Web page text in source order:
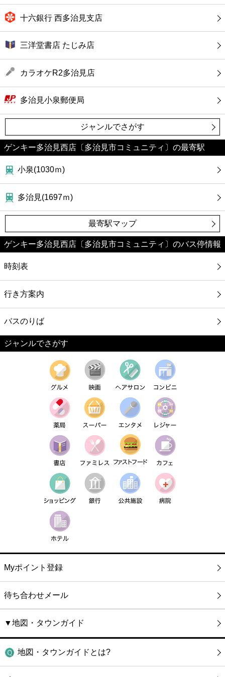
十六銀行 西多治見支店
三洋堂書店 たじみ店
カラオケR2多治見店
多治見小泉郵便局
ジャンルでさがす
ゲンキー多治見西店〔多治見市コミュニティ〕の最寄駅
小泉(1030ｍ)
多治見(1697ｍ)
最寄駅マップ
ゲンキー多治見西店〔多治見市コミュニティ〕のバス停情報
時刻表
行き方案内
バスのりば
ジャンルでさがす
Myポイント登録
待ち合わせメール
▼地図・タウンガイド
地図・タウンガイドとは?